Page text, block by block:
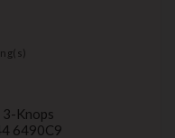
Knops
6490C9